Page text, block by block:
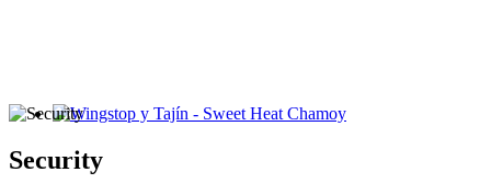
Security